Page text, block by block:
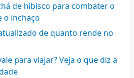
de hibisco para combater o
o inchaço
de quanto rende no
para viajar? Veja o que diz a